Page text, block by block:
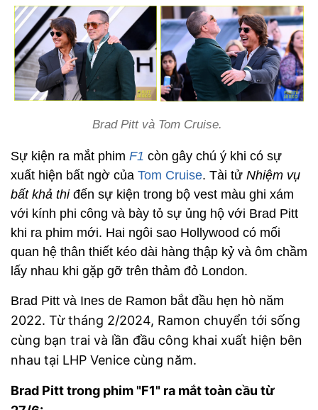
Brad Pitt và Tom Cruise.
Sự kiện ra mắt phim F1 còn gây chú ý khi có sự
xuất hiện bất ngờ của Tom Cruise. Tài tử Nhiệm vụ
bất khả thiđến sự kiện trong bộ vest màu ghi xám
với kính phi công và bày tỏ sự ủng hộ với Brad Pitt
khi ra phim mới. Hai ngôi sao Hollywood có mối
quan hệ thân thiết kéo dài hàng thập kỷ và ôm chầm
lấy nhau khi gặp gỡ trên thảm đỏ London.
Brad Pitt và Ines de Ramon bắt đầu hẹn hò năm
2022. Từ tháng 2/2024, Ramon chuyển tới sống
cùng bạn trai và lần đầu công khai xuất hiện bên
nhau tại LHP Venice cùng năm.
Brad Pitt trong phim "F1" ra mắt toàn cầu từ